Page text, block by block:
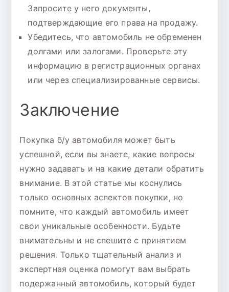
Запросите у него документы,
подтверждающие его права на продажу.
Убедитесь, что автомобиль не обременен
долгами или залогами. Проверьте эту
информацию в регистрационных органах
или через специализированные сервисы.
Заключение
Покупка б/у автомобиля может быть
успешной, если вы знаете, какие вопросы
нужно задавать и на какие детали обратить
внимание. В этой статье мы коснулись
только основных аспектов покупки, но
помните, что каждый автомобиль имеет
свои уникальные особенности. Будьте
внимательны и не спешите с принятием
решения. Только тщательный анализ и
экспертная оценка помогут вам выбрать
подержанный автомобиль, который будет